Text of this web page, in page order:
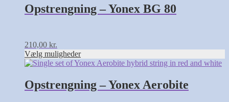
Opstrengning – Yonex BG 80
210,00 kr.
Vælg muligheder
har
flere
kan
vælges
på
varesiden
Opstrengning – Yonex Aerobite